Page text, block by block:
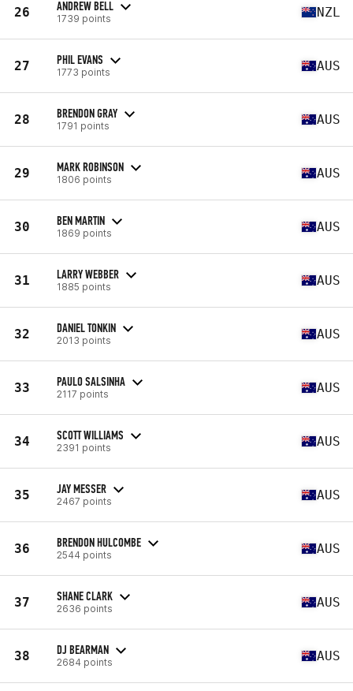
26 ANDREW BELL
1739 points NZL
27 PHIL EVANS
1773 points AUS
28 BRENDON GRAY
1791 points AUS
29 MARK ROBINSON
1806 points AUS
30 BEN MARTIN
1869 points AUS
31 LARRY WEBBER
1885 points AUS
32 DANIEL TONKIN
2013 points AUS
33 PAULO SALSINHA
2117 points AUS
34 SCOTT WILLIAMS
2391 points AUS
35 JAY MESSER
2467 points AUS
36 BRENDON HULCOMBE
2544 points AUS
37 SHANE CLARK
2636 points AUS
38 DJ BEARMAN
2684 points AUS